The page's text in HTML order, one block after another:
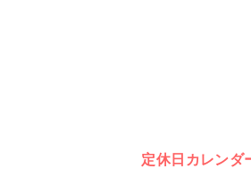
定休日カレンダ